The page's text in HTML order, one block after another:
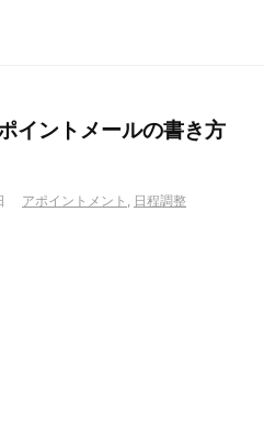
イントメールの書き方
アポイントメント , 日程調整